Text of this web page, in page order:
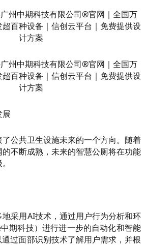
展
公共卫生设施未来的一个方向。随着
不断成熟，未来的智慧公厕将在功能
采用AI技术，通过用户行为分析和环
期科技）进行进一步的自动化和智能
过面部识别技术了解用户需求，并根